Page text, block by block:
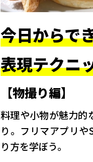
今日からで
表現テクニ
【物撮り編】
料理や小物が魅力的
り。フリマアプリや
り方を学ぼう。